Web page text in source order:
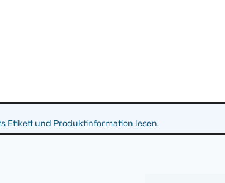
Etikett und Produktinformation lesen.